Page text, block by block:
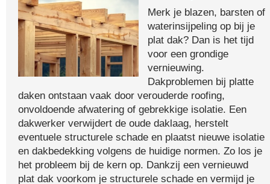
Merk je blazen, barsten of
waterinsijpeling op bij je
plat dak? Dan is het tijd
voor een grondige
vernieuwing.
Dakproblemen bij platte
daken ontstaan vaak door verouderde roofing,
onvoldoende afwatering of gebrekkige isolatie. Een
dakwerker verwijdert de oude daklaag, herstelt
eventuele structurele schade en plaatst nieuwe isolatie
en dakbedekking volgens de huidige normen. Zo los je
het probleem bij de kern op. Dankzij een vernieuwd
plat dak voorkom je structurele schade en vermijd je